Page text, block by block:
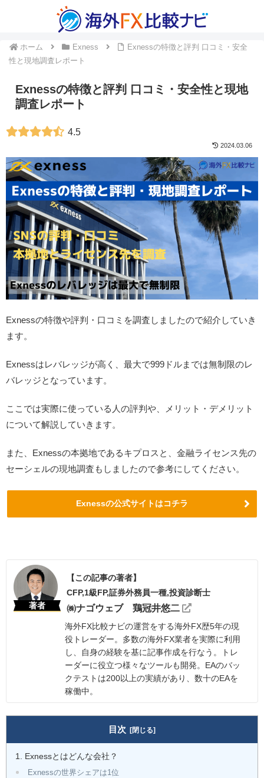
ホーム Exness
Exnessの特徴と評判 口コミ・安全
性と現地調査レポート
Exnessの特徴と評判 口コミ・安全性と現地
調査レポート
4.5
2024.03.06
Exnessの特徴や評判・口コミを調査しましたので紹介していき
ます。
Exnessはレバレッジが高く、最大で999ドルまでは無制限のレ
バレッジとなっています。
ここでは実際に使っている人の評判や、メリット・デメリット
について解説していきます。
また、Exnessの本拠地であるキプロスと、金融ライセンス先の
セーシェルの現地調査もしましたので参考にしてください。
Exnessの公式サイトはコチラ
著者
【この記事の著者】
CFP,1級FP,証券外務員一種,投資診断士
㈱ナゴウェブ 鶏冠井悠二
海外FX比較ナビの運営をする海外FX歴5年の現
役トレーダー。多数の海外FX業者を実際に利用
し、自身の経験を基に記事作成を行なう。トレ
ーダーに役立つ様々なツールも開発。EAのバッ
クテストは200以上の実績があり、数十のEAを
稼働中。
目次
Exnessとはどんな会社？
Exnessの世界シェアは1位